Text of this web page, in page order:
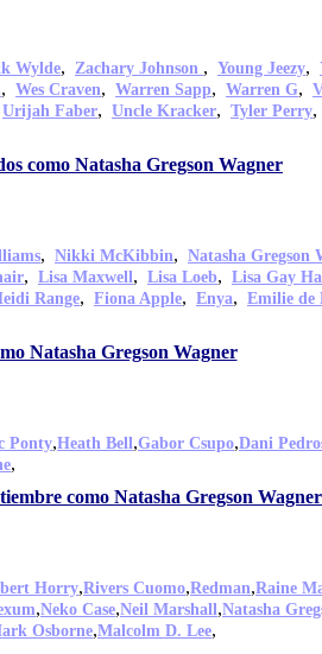
Wylde, Zachary Johnson , Young Jeezy,
, Wes Craven, Warren Sapp, Warren G,
Urijah Faber, Uncle Kracker, Tyler Perry,
como Natasha Gregson Wagner
, Nikki McKibbin, Natasha Gregson
, Lisa Maxwell, Lisa Loeb, Lisa Gay
Range, Fiona Apple, Enya, Emilie de
Natasha Gregson Wagner
Ponty,Heath Bell,Gabor Csupo,Dani
,
como Natasha Gregson Wagner
Horry,Rivers Cuomo,Redman,Raine
,Neko Case,Neil Marshall,Natasha
Osborne,Malcolm D. Lee,